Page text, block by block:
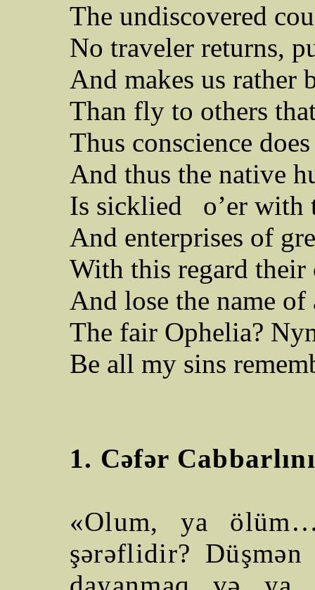
The undiscovered
No traveler returns,
And makes us rather
Than fly to others
Thus conscience
And thus the native
Is sicklied
o’er with
And enterprises of
With this regard
And lose the name of
The fair Ophelia?
Be all my sins
1. Cəfər
«Olum, ya
şərəflidir? Düşmən